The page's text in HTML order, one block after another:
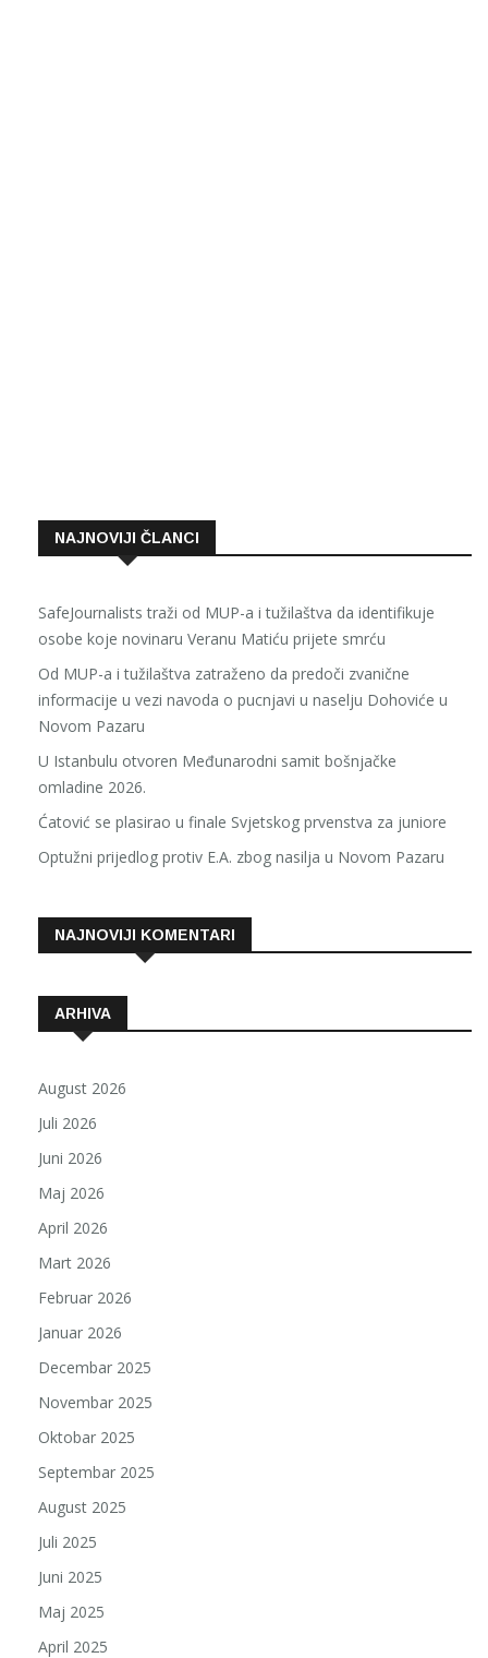
NAJNOVIJI ČLANCI
SafeJournalists traži od MUP-a i tužilaštva da identifikuje
osobe koje novinaru Veranu Matiću prijete smrću
Od MUP-a i tužilaštva zatraženo da predoči zvanične
informacije u vezi navoda o pucnjavi u naselju Dohoviće u
Novom Pazaru
U Istanbulu otvoren Međunarodni samit bošnjačke
omladine 2026.
Ćatović se plasirao u finale Svjetskog prvenstva za juniore
Optužni prijedlog protiv E.A. zbog nasilja u Novom Pazaru
NAJNOVIJI KOMENTARI
ARHIVA
August 2026
Juli 2026
Juni 2026
Maj 2026
April 2026
Mart 2026
Februar 2026
Januar 2026
Decembar 2025
Novembar 2025
Oktobar 2025
Septembar 2025
August 2025
Juli 2025
Juni 2025
Maj 2025
April 2025